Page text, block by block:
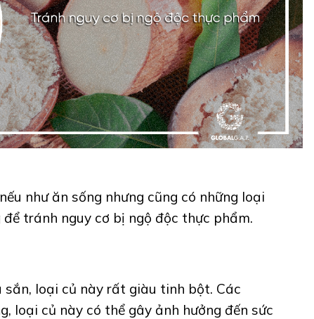
như ăn sống nhưng cũng có những loại
tránh nguy cơ bị ngộ độc thực phẩm.
loại củ này rất giàu tinh bột. Các
loại củ này có thể gây ảnh hưởng đến sức